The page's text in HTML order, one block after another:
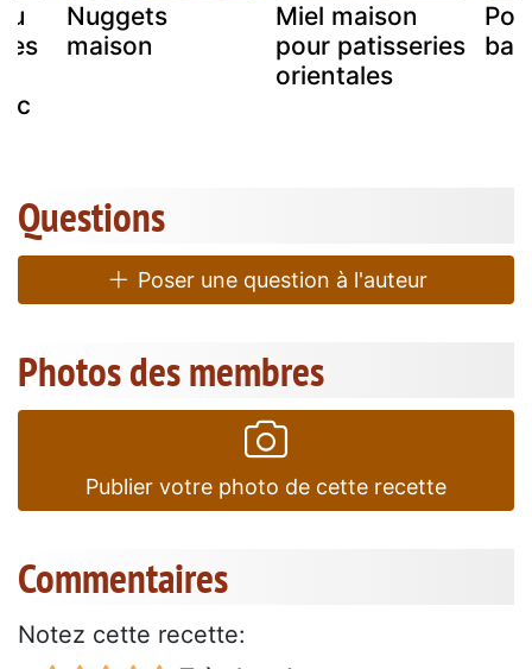
Nuggets
maison
Miel maison
pour patisseries
orientales
Questions
Poser une question à l'auteur
Photos des membres
Publier votre photo de cette recette
Commentaires
Notez cette recette: